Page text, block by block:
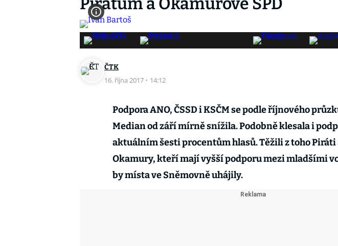
ČTK
16. října 2017 · 14:12
Podpora ANO, ČSSD i KSČM se podle říjnového
Median od září mírně snížila. Podobně klesala i
aktuálním šesti procentům hlasů. Těžili z toho Piráti
Okamury, kteří mají vyšší podporu mezi mladšími
by místa ve Sněmovně uhájily.